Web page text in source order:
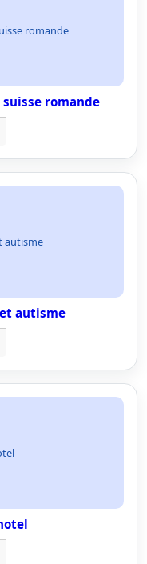
romande
romande
autisme
autisme